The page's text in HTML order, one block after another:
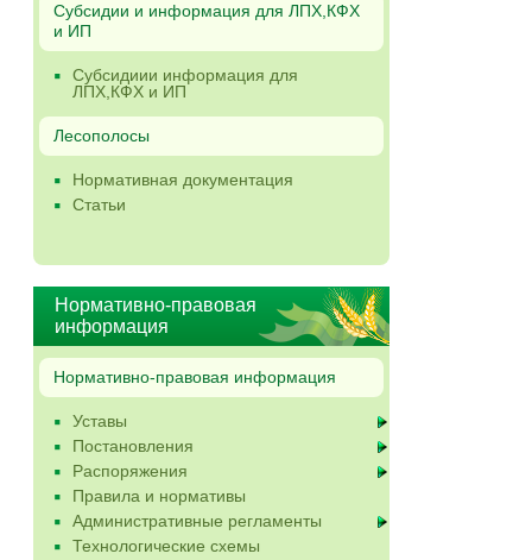
Субсидии и информация для ЛПХ,КФХ
и ИП
Субсидиии информация для
ЛПХ,КФХ и ИП
Лесополосы
Нормативная документация
Статьи
Нормативно-правовая
информация
Нормативно-правовая информация
Уставы
Постановления
Распоряжения
Правила и нормативы
Административные регламенты
Технологические схемы